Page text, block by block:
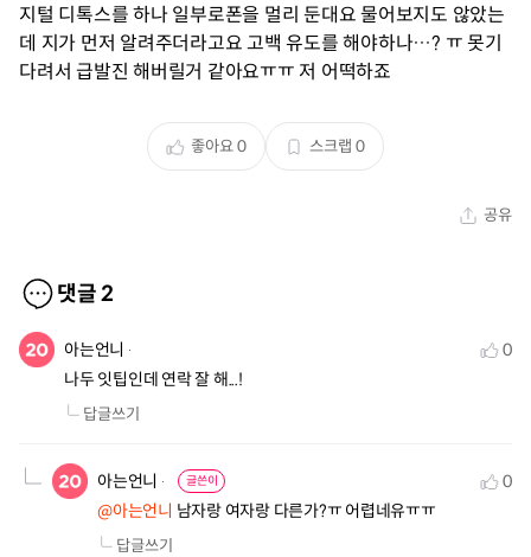
지털 디톡스를 하나 일부로폰을 멀리 둔대요 물어보지도 않았는
데 지가 먼저 알려주더라고요 고백 유도를 해야하나…? ㅠ 못기
다려서 급발진 해버릴거 같아요ㅠㅠ 저 어떡하죠
좋아요0 스크랩 0
공유
댓글2
아는언니
0
나두 잇팁인데 연락 잘 해...!
답글쓰기
아는언니 글쓴이
0
@아는언니 남자랑 여자랑 다른가?ㅠ 어렵네유ㅠㅠ
답글쓰기